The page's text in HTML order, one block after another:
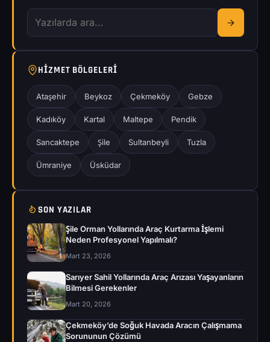
HIZMET BÖLGELERI
Ataşehir Beykoz Çekmeköy Gebze
Kadıköy Kartal Maltepe Pendik
Sancaktepe Şile Sultanbeyli Tuzla
Ümraniye Üsküdar
SON YAZILAR
Şile Orman Yollarında Araç Kurtarma İşlemi
Neden Profesyonel Yapılmalı?
Mart 23, 2026
Sarıyer Sahil Yollarında Araç Arızası Yaşayanların
Bilmesi Gerekenler
Mart 20, 2026
Çekmeköy’de Soğuk Havada Aracın Çalışmama
Sorununun Çözümü